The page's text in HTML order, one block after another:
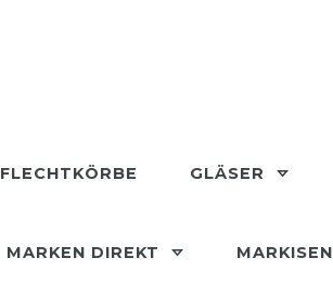
FLECHTKÖRBE GLÄSER
MARKEN DIREKT MARKISEN